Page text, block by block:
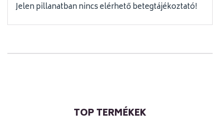
Jelen pillanatban nincs elérhető betegtájékoztató!
TOP TERMÉKEK